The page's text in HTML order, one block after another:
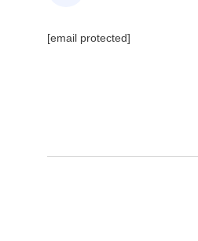
[email protected]